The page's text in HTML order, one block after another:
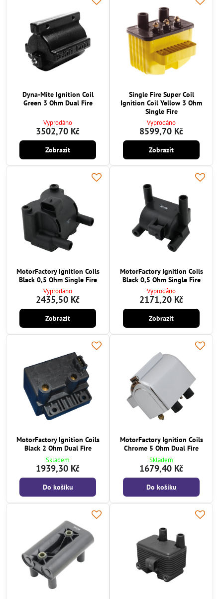
Dyna-Mite Ignition Coil
Green 3 Ohm Dual Fire
Vyprodáno
3502,70 Kč
Zobrazit
Single Fire Super Coil
Ignition Coil Yellow 3 Ohm
Single Fire
Vyprodáno
8599,70 Kč
Zobrazit
MotorFactory Ignition Coils
Black 0,5 Ohm Single Fire
Vyprodáno
2435,50 Kč
Zobrazit
MotorFactory Ignition Coils
Black 0,5 Ohm Single Fire
Vyprodáno
2171,20 Kč
Zobrazit
MotorFactory Ignition Coils
Black 2 Ohm Dual Fire
Skladem
1939,30 Kč
Do košíku
MotorFactory Ignition Coils
Chrome 5 Ohm Dual Fire
Skladem
1679,40 Kč
Do košíku